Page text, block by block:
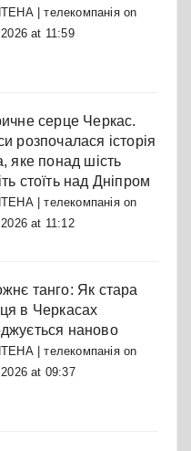
| телекомпаніяon
at 11:59
серце Черкас.
розпочалася історія
яке понад шість
стоїть над Дніпром
| телекомпаніяon
at 11:12
танго: Як стара
в Черкасах
наново
| телекомпаніяon
at 09:37